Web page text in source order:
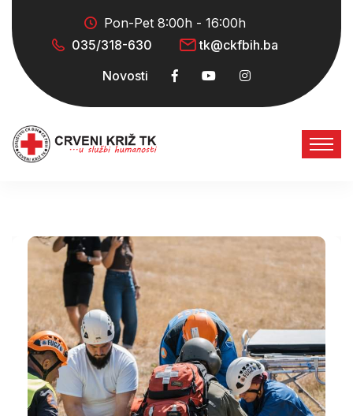
Pon-Pet 8:00h - 16:00h
035/318-630
tk@ckfbih.ba
Novosti